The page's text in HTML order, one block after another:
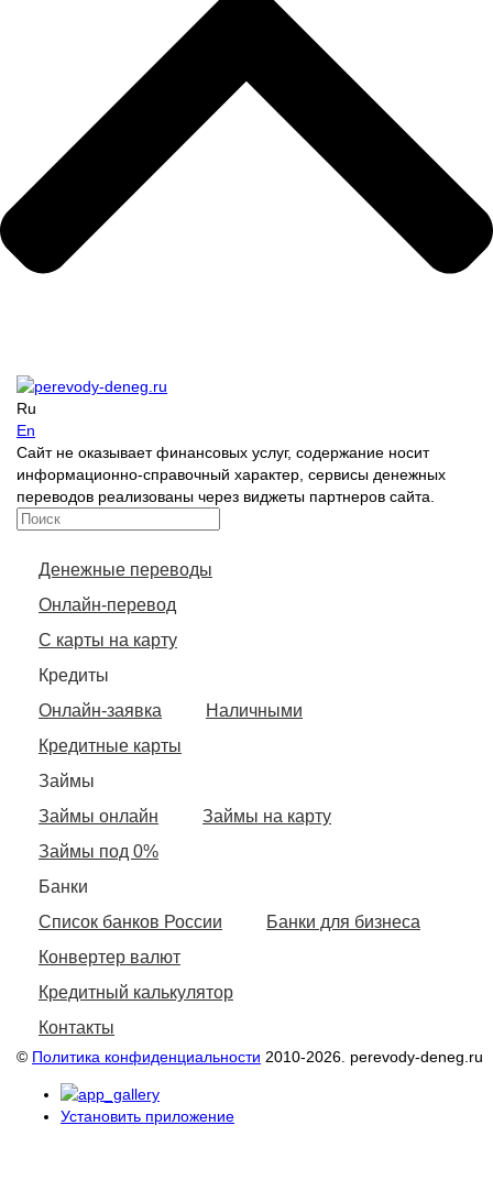
Ru
En
Сайт не оказывает финансовых услуг, содержание носит
информационно-справочный характер, сервисы денежных
переводов реализованы через виджеты партнеров сайта.
Денежные переводы
Онлайн-перевод
С карты на карту
Кредиты
Онлайн-заявка
Наличными
Кредитные карты
Займы
Займы онлайн
Займы на карту
Займы под 0%
Банки
Список банков России
Банки для бизнеса
Конвертер валют
Кредитный калькулятор
Контакты
© Политика конфиденциальности 2010-2026. perevody-deneg.ru
Установить приложение